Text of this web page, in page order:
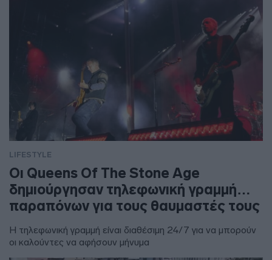
LIFESTYLE
Οι Queens Of The Stone Age
δημιούργησαν τηλεφωνική γραμμή…
παραπόνων για τους θαυμαστές τους
Η τηλεφωνική γραμμή είναι διαθέσιμη 24/7 για να μπορούν
οι καλούντες να αφήσουν μήνυμα